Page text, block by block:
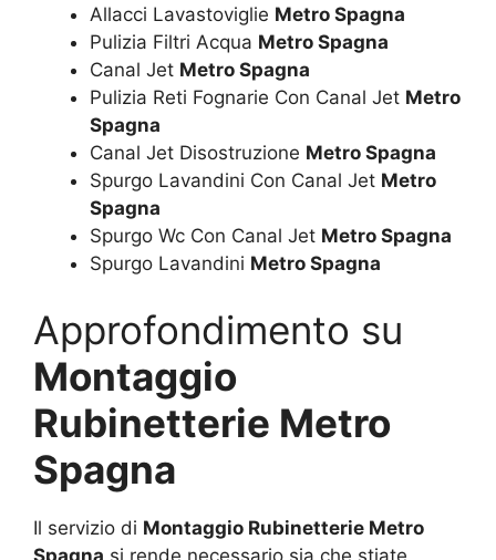
Allacci Lavastoviglie Metro Spagna
Pulizia Filtri Acqua Metro Spagna
Canal Jet Metro Spagna
Pulizia Reti Fognarie Con Canal Jet Metro
Spagna
Canal Jet Disostruzione Metro Spagna
Spurgo Lavandini Con Canal Jet Metro
Spagna
Spurgo Wc Con Canal Jet Metro Spagna
Spurgo Lavandini Metro Spagna
Approfondimento su
Montaggio
Rubinetterie Metro
Spagna
Il servizio di Montaggio Rubinetterie Metro
Spagna si rende necessario sia che stiate